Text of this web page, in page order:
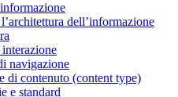
dell’informazione
navigazione
di contenuto (content type)
e standard